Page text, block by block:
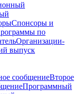
Спонсоры и
по
Организации-
выпуск
сообщениеВторое
Программный